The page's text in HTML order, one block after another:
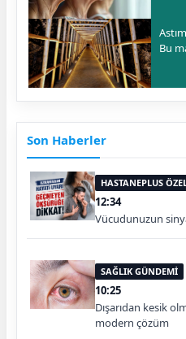
Bu
Son Haberler
HASTANEPLUS
12:34
Vücudunuzun
SAĞLIK GÜNDEMİ
10:25
Dışarıdan kesik
modern çözüm